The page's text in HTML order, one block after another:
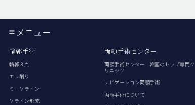
メニュー
輪郭手術
輪郭３点
エラ削り
ミニＶライン
Ｖライン形成
両顎手術センター
両顎手術センター – 韓国のトップ専門ク
リニック
ナビゲーション両顎手術
両顎手術について